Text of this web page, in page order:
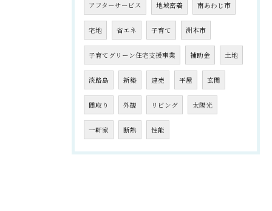
アフターサービス 地域密着 南あわじ市
宅地 省エネ 子育て 洲本市
子育てグリーン住宅支援事業 補助金 土地
淡路島 新築 建売 平屋 玄関
間取り 外観 リビング 太陽光
一軒家 断熱 性能